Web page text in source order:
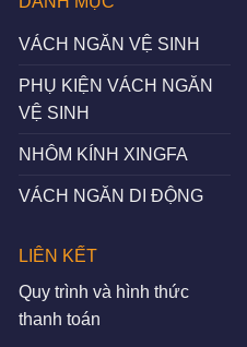
VÁCH NGĂN VỆ SINH
PHỤ KIỆN VÁCH NGĂN
VỆ SINH
NHÔM KÍNH XINGFA
VÁCH NGĂN DI ĐỘNG
LIÊN KẾT
Quy trình và hình thức
thanh toán